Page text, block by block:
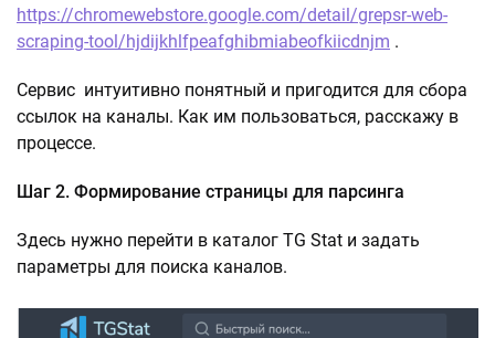
https://chromewebstore.google.com/detail/grepsr-web-
scraping-tool/hjdijkhlfpeafghibmiabeofkiicdnjm .
Сервис интуитивно понятный и пригодится для сбора
ссылок на каналы. Как им пользоваться, расскажу в
процессе.
Шаг 2. Формирование страницы для парсинга
Здесь нужно перейти в каталог TG Stat и задать
параметры для поиска каналов.